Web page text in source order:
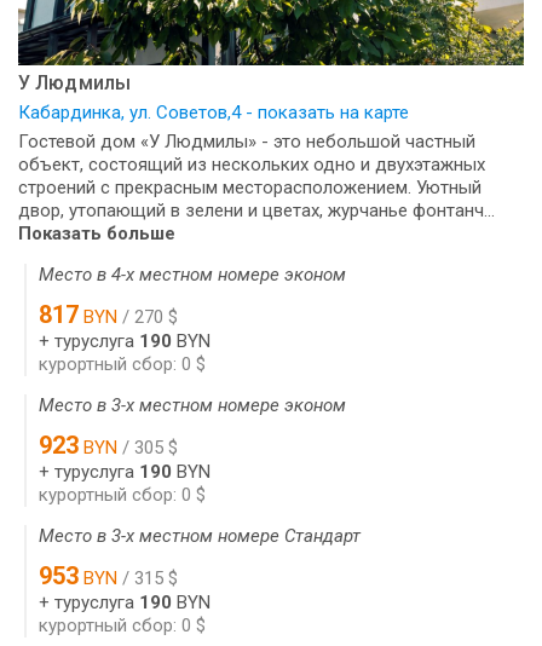
У Людмилы
Кабардинка, ул. Советов,4 - показать на карте
Гостевой дом «У Людмилы» - это небольшой частный
объект, состоящий из нескольких одно и двухэтажных
строений с прекрасным месторасположением. Уютный
двор, утопающий в зелени и цветах, журчанье фонтанч...
Показать больше
Место в 4-х местном номере эконом
817 BYN / 270 $
+ туруслуга 190 BYN
курортный сбор: 0 $
Место в 3-х местном номере эконом
923 BYN / 305 $
+ туруслуга 190 BYN
курортный сбор: 0 $
Место в 3-х местном номере Стандарт
953 BYN / 315 $
+ туруслуга 190 BYN
курортный сбор: 0 $